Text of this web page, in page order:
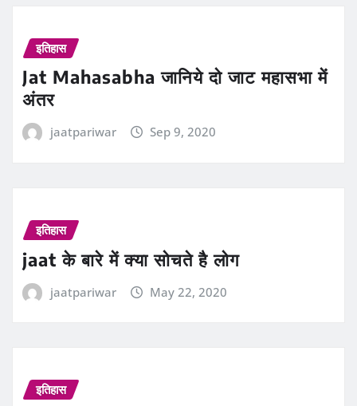
इतिहास
Jat Mahasabha जानिये दो जाट महासभा में
अंतर
jaatpariwar Sep 9, 2020
इतिहास
jaat के बारे में क्‍या सोचते है लोग
jaatpariwar May 22, 2020
इतिहास